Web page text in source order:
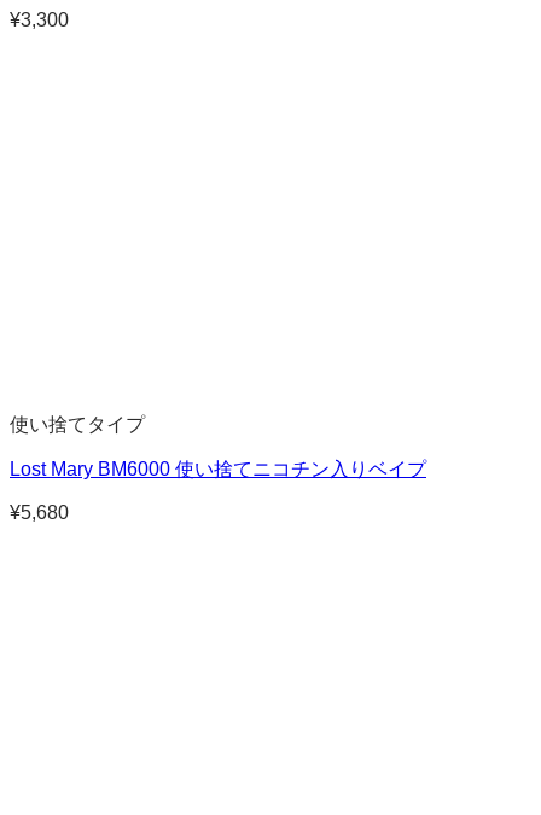
¥3,300
使い捨てタイプ
Lost Mary BM6000 使い捨てニコチン入りベイプ
¥5,680